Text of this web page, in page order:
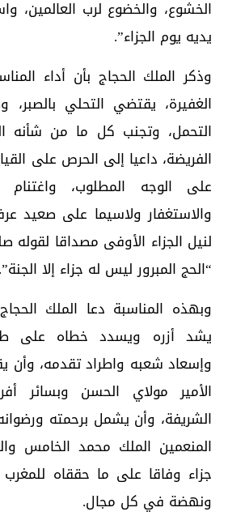
الخشوع، والخضوع لرب العالمين،
يديه يوم الجزاء”.
وذكر الملك الحجاج بأن أداء
الغفيرة، يقتضي التحلي
التحمل، وتجنب كل ما من
الفريضة، داعيا إلى الحرص على
على الوجه المطلوب،
والاستغفار ولاسيما على صعيد
لنيل الجزاء الأوفى مصداقا
“الحج المبرور ليس له جزاء إلا الجنة”.
وبهذه المناسبة دعا الملك
يشد أزره ويسدد خطاه على
وإسعاد شعبه واطراد تقدمه، وأن
الأمير مولاي الحسن وبسائر
الشريفة، وأن يشمل برحمته
المنعمين الملك محمد الخامس
جزاء وفاقا على ما حققاه
ونهضة في كل مجال.